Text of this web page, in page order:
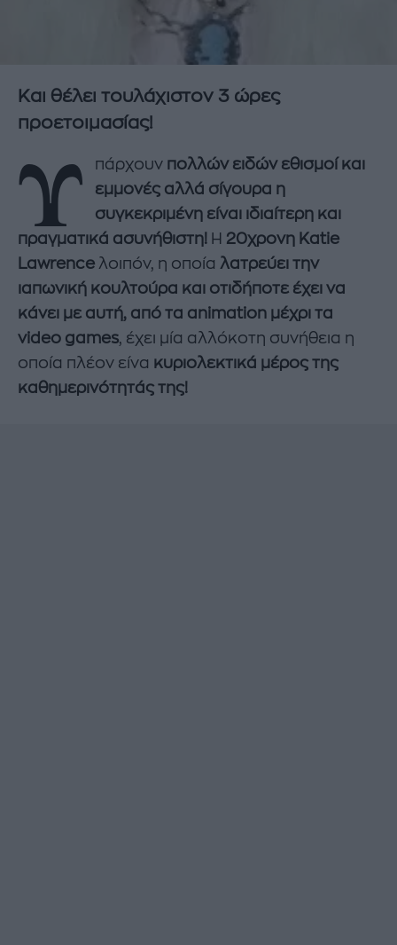
Και θέλει τουλάχιστον 3 ώρες
προετοιμασίας!
Υ πάρχουν πολλών ειδών εθισμοί και
εμμονές αλλά σίγουρα η
συγκεκριμένη είναι ιδιαίτερη και
πραγματικά ασυνήθιστη! Η 20χρονη Katie
Lawrence λοιπόν, η οποία λατρεύει την
ιαπωνική κουλτούρα και οτιδήποτε έχει να
κάνει με αυτή, από τα animation μέχρι τα
video games, έχει μία αλλόκοτη συνήθεια η
οποία πλέον είνα κυριολεκτικά μέρος της
καθημερινότητάς της!